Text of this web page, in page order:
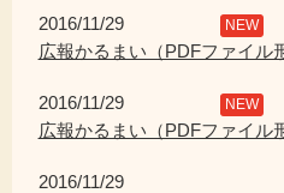
2016/11/29 NEW
広報かるまい（PDFファイル
2016/11/29 NEW
広報かるまい（PDFファイル
2016/11/29